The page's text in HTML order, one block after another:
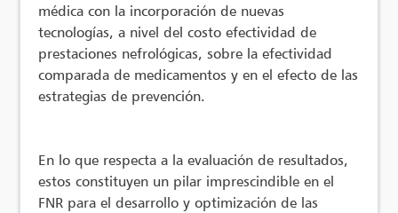
médica con la incorporación de nuevas
tecnologías, a nivel del costo efectividad de
prestaciones nefrológicas, sobre la efectividad
comparada de medicamentos y en el efecto de las
estrategias de prevención.
En lo que respecta a la evaluación de resultados,
estos constituyen un pilar imprescindible en el
FNR para el desarrollo y optimización de las